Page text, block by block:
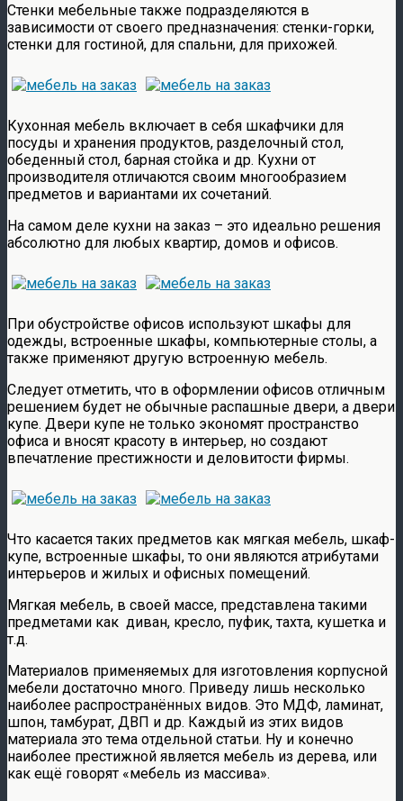
Стенки мебельные также подразделяются в
зависимости от своего предназначения: стенки-горки,
стенки для гостиной, для спальни, для прихожей.
Кухонная мебель включает в себя шкафчики для
посуды и хранения продуктов, разделочный стол,
обеденный стол, барная стойка и др. Кухни от
производителя отличаются своим многообразием
предметов и вариантами их сочетаний.
На самом деле кухни на заказ – это идеально решения
абсолютно для любых квартир, домов и офисов.
При обустройстве офисов используют шкафы для
одежды, встроенные шкафы, компьютерные столы, а
также применяют другую встроенную мебель.
Следует отметить, что в оформлении офисов отличным
решением будет не обычные распашные двери, а двери
купе. Двери купе не только экономят пространство
офиса и вносят красоту в интерьер, но создают
впечатление престижности и деловитости фирмы.
Что касается таких предметов как мягкая мебель, шкаф-
купе, встроенные шкафы, то они являются атрибутами
интерьеров и жилых и офисных помещений.
Мягкая мебель, в своей массе, представлена такими
предметами как диван, кресло, пуфик, тахта, кушетка и
т.д.
Материалов применяемых для изготовления корпусной
мебели достаточно много. Приведу лишь несколько
наиболее распространённых видов. Это МДФ, ламинат,
шпон, тамбурат, ДВП и др. Каждый из этих видов
материала это тема отдельной статьи. Ну и конечно
наиболее престижной является мебель из дерева, или
как ещё говорят «мебель из массива».